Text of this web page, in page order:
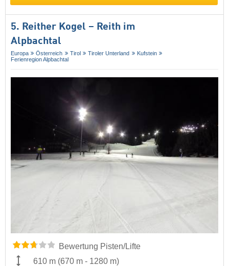
5. Reither Kogel – Reith im
Alpbachtal
Europa Österreich Tirol Tiroler Unterland
Kufstein
Ferienregion Alpbachtal
Bewertung Pisten/Lifte
610 m (670 m - 1280 m)